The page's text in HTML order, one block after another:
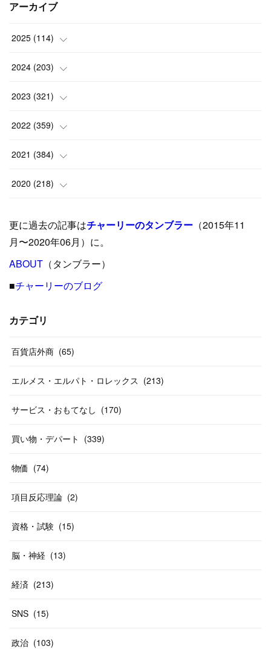
アーカイブ
2025 (114)
(1)
(8)
(6)
(9 )
( 5 )
( 15
(24)
(8 )
(17
(12)
2024 (203)
(24)
(10)
(18)
(17)
)
(12)
19)
(13
(14)
2023 (321)
(25)
(17)
(35)
(33 )
(26)
27)
(29
(24)
(26
2022 (359)
(42)
(37)
(31)
(31)
31
(26
(20)
(14
(46
2021 (384)
(9)
(39)
( 23)
40
(55
(38)
(20
(31
58)
10
2020 (218)
(24)
( 42)
(33
(46)
(20
更に過去の記事はチャーリーのタンブラー （2015年11
月〜2020年06月）に。
ABOUT （タンブラー）
■チャーリーのブログ
カテゴリ
百貨店外商 (65)
エルメス・エルパト・ロレックス (213)
サービス・おもてなし (170)
買い物・デパート (339)
物価 (74)
項目反応理論 (2)
資格・試験 (15)
脳・神経 (13)
経済 (213)
SNS (15)
政治 (103)